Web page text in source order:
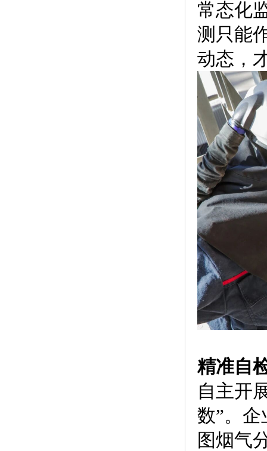
常态化
测只能
动态，
精准自
自主开
数”。
图烟气